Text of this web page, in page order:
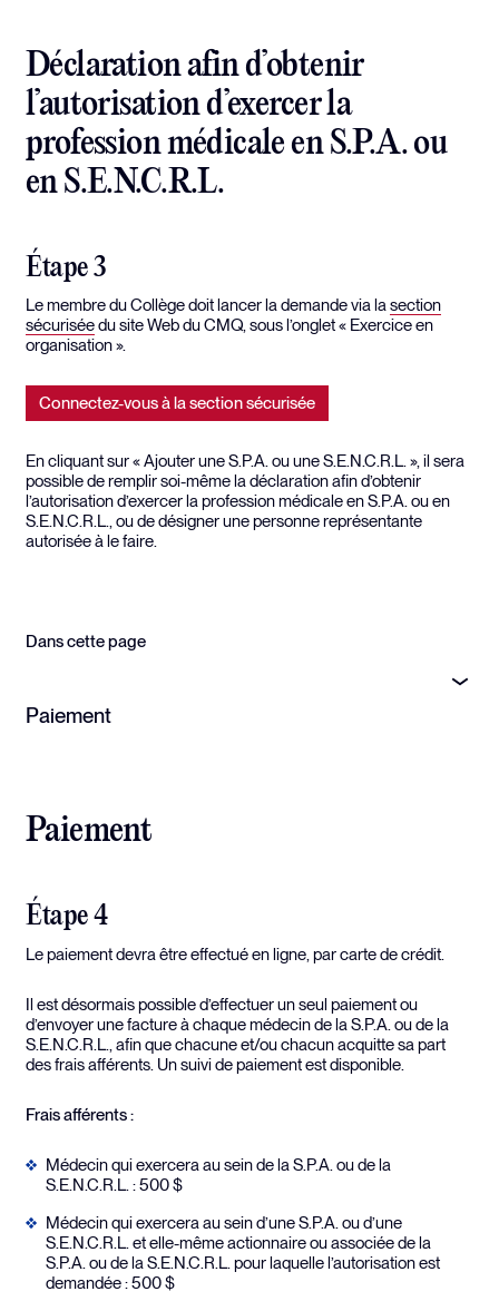
Déclaration afin d’obtenir
l’autorisation d’exercer la
profession médicale en S.P.A. ou
en S.E.N.C.R.L.
Étape 3
Le membre du Collège doit lancer la demande via lasection
sécuriséedu site Web du CMQ, sous l’onglet « Exercice en
organisation ».
Connectez-vous à la section sécurisée
En cliquant sur « Ajouter une S.P.A. ou une S.E.N.C.R.L. », il sera
possible de remplir soi-même la déclaration afin d’obtenir
l’autorisation d’exercer la profession médicale en S.P.A. ou en
S.E.N.C.R.L., ou de désigner une personne représentante
autorisée à le faire.
Dans cette page
Paiement
Paiement
Étape 4
Le paiement devra être effectué en ligne, par carte de crédit.
Il est désormais possible d’effectuer un seul paiement ou
d’envoyer une facture à chaque médecin de la S.P.A. ou de la
S.E.N.C.R.L., afin que chacune et/ou chacun acquitte sa part
des frais afférents. Un suivi de paiement est disponible.
Frais afférents :
Médecin qui exercera au sein de la S.P.A. ou de la
S.E.N.C.R.L. : 500 $
Médecin qui exercera au sein d’une S.P.A. ou d’une
S.E.N.C.R.L. et elle-même actionnaire ou associée de la
S.P.A. ou de la S.E.N.C.R.L. pour laquelle l’autorisation est
demandée : 500 $